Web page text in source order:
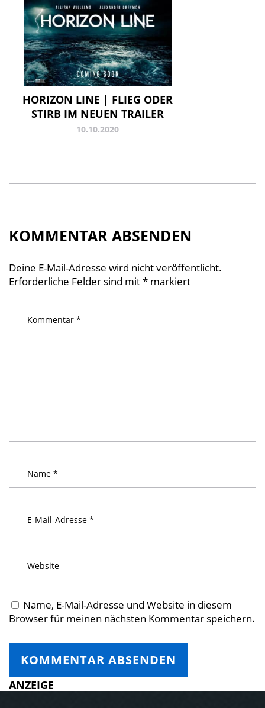
HORIZON LINE | FLIEG ODER
STIRB IM NEUEN TRAILER
10.10.2020
KOMMENTAR ABSENDEN
Deine E-Mail-Adresse wird nicht veröffentlicht.
Erforderliche Felder sind mit* markiert
Name, E-Mail-Adresse und Website in diesem
Browser für meinen nächsten Kommentar speichern.
ANZEIGE